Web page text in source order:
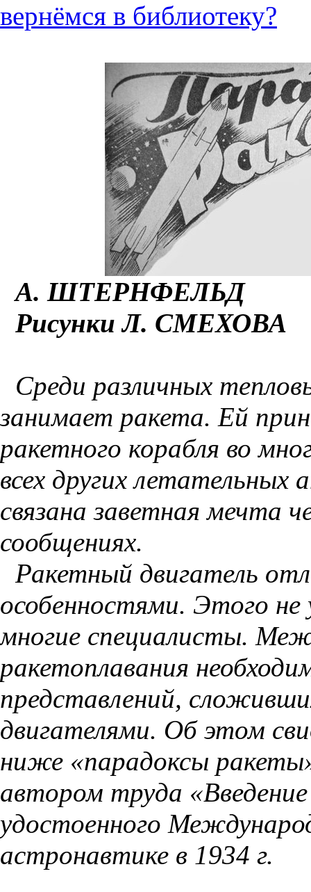
вернёмся в библиотеку?
А. ШТЕРНФЕЛЬД
Рисунки Л. СМЕХОВА
Среди различных
занимает ракета. Ей
ракетного корабля во
всех других
связана заветная мечта
сообщениях.
Ракетный двигатель
особенностями. Этого
многие специалисты.
ракетоплавания
представлений,
двигателями. Об этом
ниже «парадоксы
автором труда
удостоенного
астронавтике в 1934 г.